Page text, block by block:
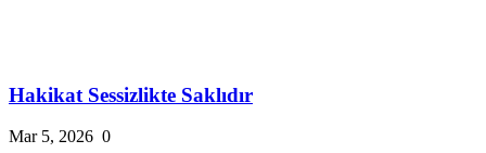
Hakikat Sessizlikte Saklıdır
Mar 5, 2026 0